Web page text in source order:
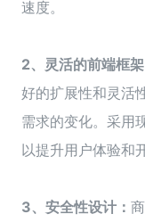
速度。
2、灵活的前端框架
好的扩展性和灵活
需求的变化。采用
以提升用户体验和
3、安全性设计：